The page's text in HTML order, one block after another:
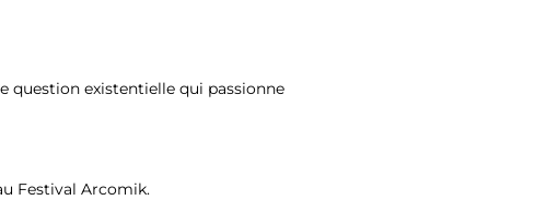
question existentielle qui passionne
Festival Arcomik.